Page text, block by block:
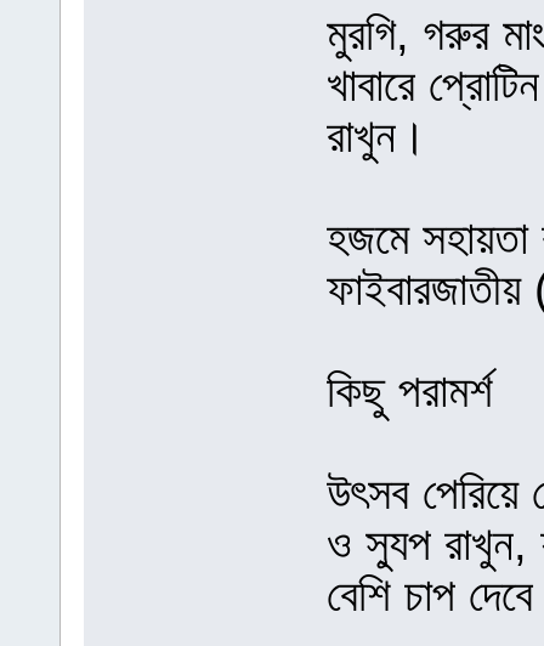
মুরগি, গরুর
খাবারে
রাখুন।
হজমে সহায়তা
কিছু পরামর্শ
উৎসব পেরিয়ে
ও স্যুপ রাখুন,
বেশি চাপ